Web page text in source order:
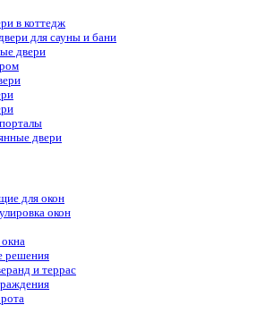
в коттедж
для сауны и бани
двери
двери
для окон
окон
решения
и террас